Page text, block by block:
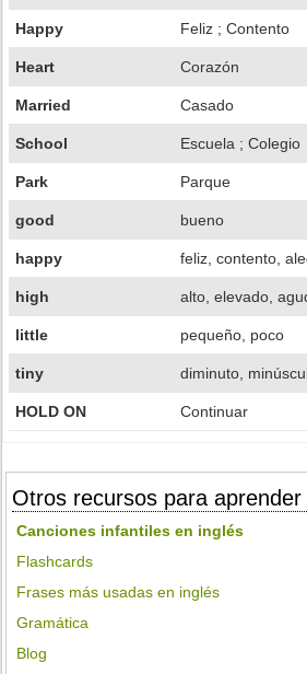
Happy Feliz ; Contento
Heart Corazón
Married Casado
School Escuela ; Colegio
Park Parque
good bueno
happy feliz, contento,
high alto, elevado,
little pequeño, poco
tiny diminuto,
HOLD ON Continuar
Otros recursos para aprender
Canciones infantiles en inglés
Flashcards
Frases más usadas en inglés
Gramática
Blog